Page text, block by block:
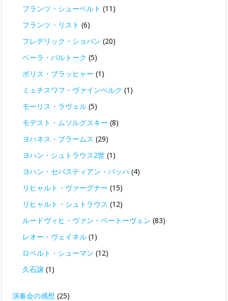
フランツ・シューベルト (11)
フランツ・リスト (6)
フレデリック・ショパン (20)
ベーラ・バルトーク (5)
ボリス・ブラッヒャー (1)
ミェチスワフ・ヴァインベルク (1)
モーリス・ラヴェル (5)
モデスト・ムソルグスキー (8)
ヨハネス・ブラームス (29)
ヨハン・シュトラウス2世 (1)
ヨハン・セバスティアン・バッハ (4)
リヒャルト・ヴァーグナー (15)
リヒャルト・シュトラウス (12)
ルードヴィヒ・ヴァン・ベートーヴェン (83)
レオー・ヴェイネル (1)
ロベルト・シューマン (12)
久石譲 (1)
演奏会の感想 (25)